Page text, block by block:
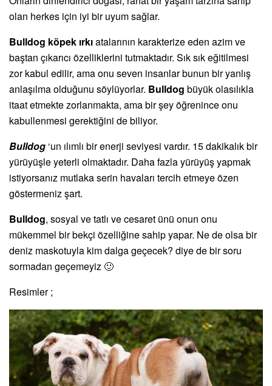
olan herkes için iyi bir uyum sağlar.
Bulldog köpek ırkıatalarının karakterize eden azim ve
baştan çıkarıcı özelliklerini tutmaktadır. Sık sık eğitilmesi
zor kabul edilir, ama onu seven insanlar bunun bir yanlış
anlaşılma olduğunu söylüyorlar. Bulldog büyük olasılıkla
itaat etmekte zorlanmakta, ama bir şey öğrenince onu
kabullenmesi gerektiğini de biliyor.
Bulldog ‘un ılımlı bir enerji seviyesi vardır. 15 dakikalık bir
yürüyüşle yeterli olmaktadır. Daha fazla yürüyüş yapmak
istiyorsanız mutlaka serin havaları tercih etmeye özen
göstermeniz şart.
Bulldog, sosyal ve tatlı ve cesaret ünü onun onu
mükemmel bir bekçi özelliğine sahip yapar. Ne de olsa bir
deniz maskotuyla kim dalga geçecek? diye de bir soru
sormadan geçemeyiz 🙂
Resimler ;